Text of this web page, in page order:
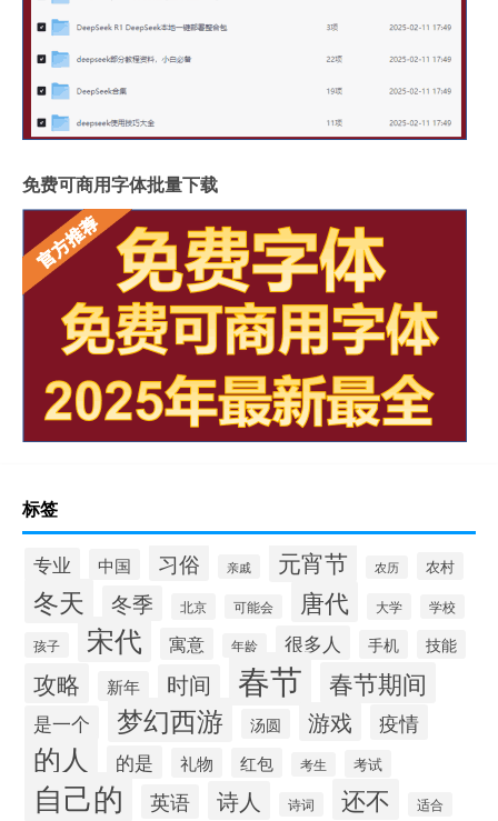
免费可商用字体批量下载
标签
专业 中国 习俗 亲戚 元宵节 农历 农村
冬天 冬季 北京 可能会 唐代 大学 学校
孩子 宋代 寓意 年龄 很多人 手机 技能
攻略 新年 时间 春节 春节期间
是一个 梦幻西游 汤圆 游戏 疫情
的人 的是 礼物 红包 考生 考试
自己的 英语 诗人 诗词 还不 适合